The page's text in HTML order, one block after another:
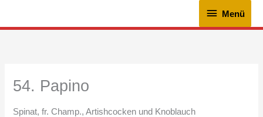
Menü
Menü
54. Papino
Spinat, fr. Champ., Artishcocken und Knoblauch